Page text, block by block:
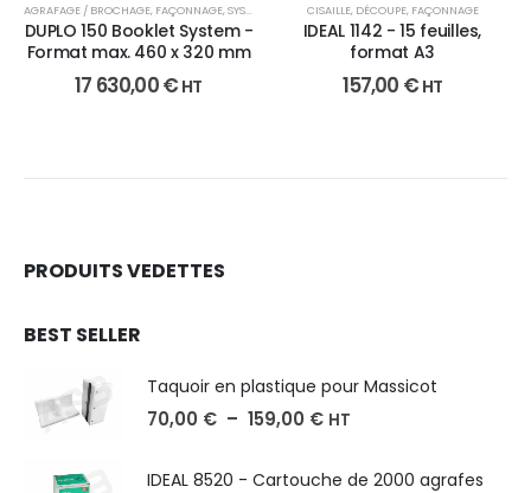
AGRAFAGE / BROCHAGE, FAÇONNAGE,SYSTÈME DE BROCHAGE
DUPLO 150 Booklet System -
Format max. 460 x 320 mm
17 630,00€ HT
CISAILLE, DÉCOUPE, FAÇONNAGE
IDEAL 1142 - 15 feuilles,
format A3
157,00 € HT
PRODUITS VEDETTES
BEST SELLER
Taquoir en plastique pour Massicot
70,00 € – 159,00 € HT
IDEAL 8520 - Cartouche de 2000 agrafes